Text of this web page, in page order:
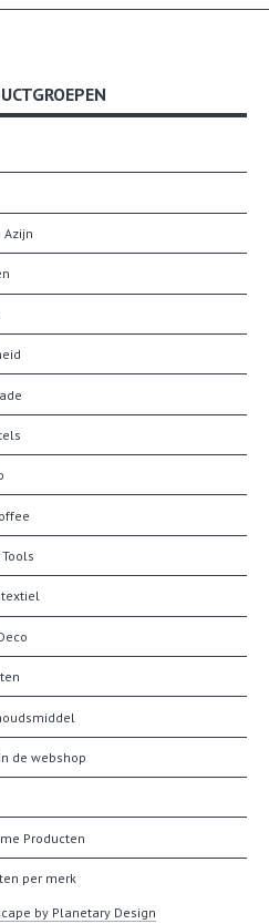
Azijn
de webshop
Producten
per merk
by Planetary Design